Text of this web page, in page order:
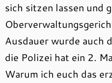
sich sitzen lassen und
Ausdauer wurde auch
die Polizei hat ein 2.
Warum ich euch das